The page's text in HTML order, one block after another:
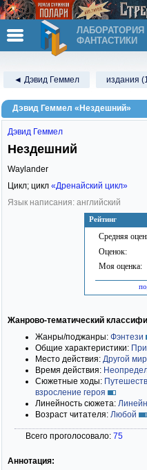
ЛАБОРАТОРИЯ
ФАНТАСТИКИ
◄ Дэвид Геммел издания
Дэвид Геммел «Нездешний»
Рейтинг
Средняя
Оценок:
Моя оценка:
Дэвид Геммел
Нездешний
Waylander
Цикл; цикл «Дренайский цикл»
Язык написания: английский
Жанрово-тематический
Жанры/поджанры: Фэнтези
Общие характеристики:
Место действия: Другой
Время действия:
Сюжетные ходы:
взросление героя
Линейность сюжета:
Возраст читателя: Любой
Всего проголосовало: 75
Аннотация: